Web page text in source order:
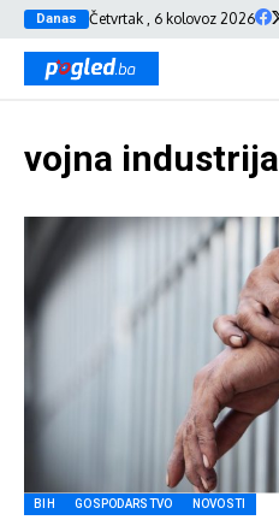
Danas Četvrtak , 6 kolovoz 2026
vojna industrija
BIH GOSPODARSTVO NOVOSTI